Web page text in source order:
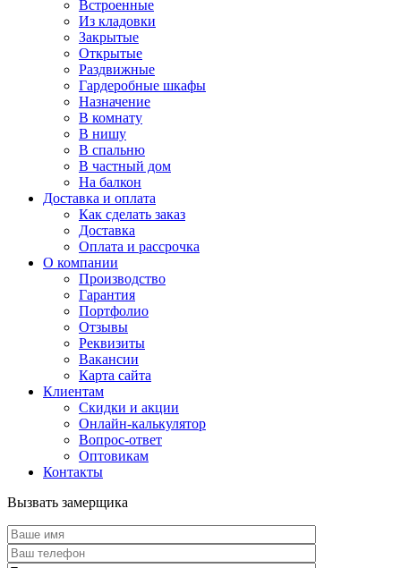
Встроенные
Из кладовки
Закрытые
Открытые
Раздвижные
Гардеробные шкафы
Назначение
В комнату
В нишу
В спальню
В частный дом
На балкон
Доставка и оплата
Как сделать заказ
Доставка
Оплата и рассрочка
О компании
Производство
Гарантия
Портфолио
Отзывы
Реквизиты
Вакансии
Карта сайта
Клиентам
Скидки и акции
Онлайн-калькулятор
Вопрос-ответ
Оптовикам
Контакты
Вызвать замерщика